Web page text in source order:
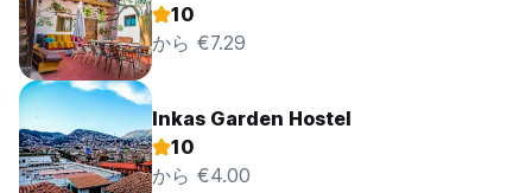
10
から €7.29
Inkas Garden Hostel
10
から €4.00